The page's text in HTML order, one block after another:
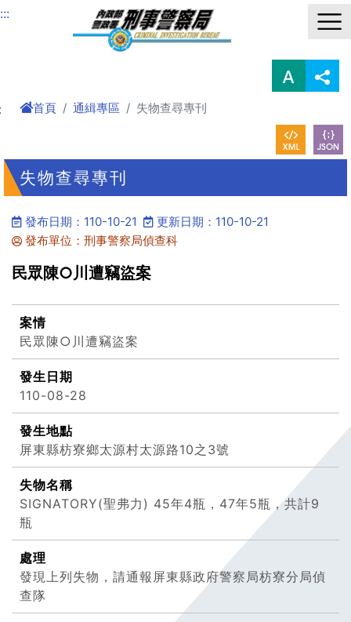
進入內容區塊
:::
首頁 通緝專區 失物查尋專刊
失物查尋專刊
發布日期：110-10-21
更新日期：110-10-21
發布單位：刑事警察局偵查科
民眾陳○川遭竊盜案
案情
民眾陳○川遭竊盜案
發生日期
110-08-28
發生地點
屏東縣枋寮鄉太源村太源路10之3號
失物名稱
SIGNATORY(聖弗力) 45年4瓶，47年5瓶，共計9
瓶
處理
發現上列失物，請通報屏東縣政府警察局枋寮分局偵
查隊